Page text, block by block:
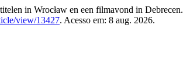
in Wrocław en een filmavond in Debrecen.
view/13427. Acesso em: 8 aug. 2026.